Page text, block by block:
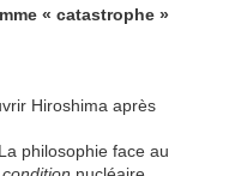
« catastrophe »
Hiroshima après
philosophie face au